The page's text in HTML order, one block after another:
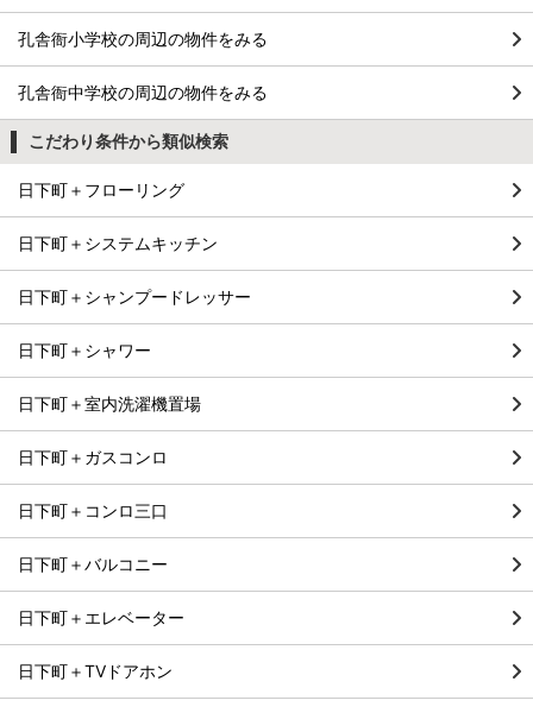
孔舎衙小学校の周辺の物件をみる
孔舎衙中学校の周辺の物件をみる
こだわり条件から類似検索
日下町＋フローリング
日下町＋システムキッチン
日下町＋シャンプードレッサー
日下町＋シャワー
日下町＋室内洗濯機置場
日下町＋ガスコンロ
日下町＋コンロ三口
日下町＋バルコニー
日下町＋エレベーター
日下町＋TVドアホン